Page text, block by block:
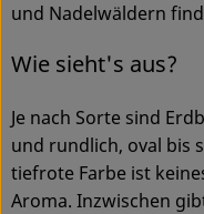
und Nadelwäldern
Wie sieht's aus?
Je nach Sorte sind
und rundlich, oval bis
tiefrote Farbe ist
Aroma. Inzwischen